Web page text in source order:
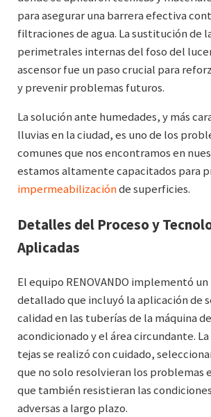
para asegurar una barrera efectiva
filtraciones de agua. La sustitución de
perimetrales internas del foso del
ascensor fue un paso crucial para
y prevenir problemas futuros.
La solución ante humedades, y más
lluvias en la ciudad, es uno de los
comunes que nos encontramos en
estamos altamente capacitados para
impermeabilizaciónde superficies.
Detalles del Proceso y
Aplicadas
El equipo RENOVANDO implementó
detallado que incluyó la aplicación de
calidad en las tuberías de la máquina
acondicionado y el área circundante.
tejas se realizó con cuidado,
que no solo resolvieran los problemas
que también resistieran las
adversas a largo plazo.